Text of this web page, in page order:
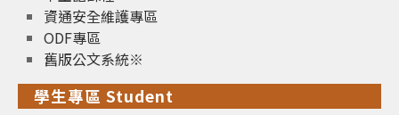
資通安全維護專區
ODF專區
舊版公文系統※
學生專區 Student